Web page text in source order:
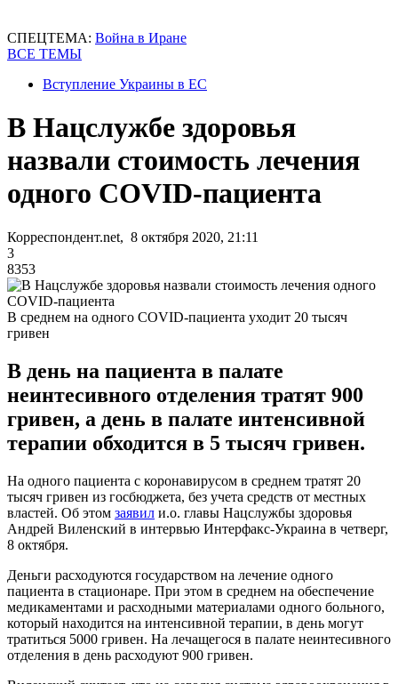
СПЕЦТЕМА: Война в Иране
ВСЕ ТЕМЫ
Вступление Украины в ЕС
В Нацслужбе здоровья
назвали стоимость лечения
одного COVID-пациента
Корреспондент.net, 8 октября 2020, 21:11
3
8353
В среднем на одного COVID-пациента уходит 20 тысяч
гривен
В день на пациента в палате
неинтесивного отделения тратят 900
гривен, а день в палате интенсивной
терапии обходится в 5 тысяч гривен.
На одного пациента с коронавирусом в среднем тратят 20
тысяч гривен из госбюджета, без учета средств от местных
властей. Об этом заявил и.о. главы Нацслужбы здоровья
Андрей Виленский в интервью Интерфакс-Украина в четверг,
8 октября.
Деньги расходуются государством на лечение одного
пациента в стационаре. При этом в среднем на обеспечение
медикаментами и расходными материалами одного больного,
который находится на интенсивной терапии, в день могут
тратиться 5000 гривен. На лечащегося в палате неинтесивного
отделения в день расходуют 900 гривен.